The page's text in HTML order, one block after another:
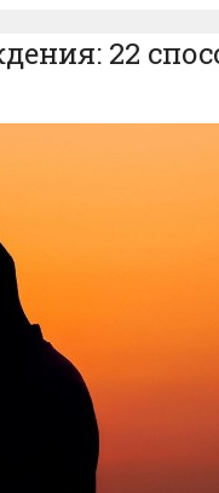
22